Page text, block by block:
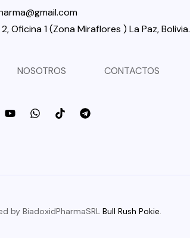
Oficina 1 (Zona Miraflores ) La Paz, Bolivia.
NOSOTROS CONTACTOS
by BiadoxidPharmaSRL Bull Rush Pokie.